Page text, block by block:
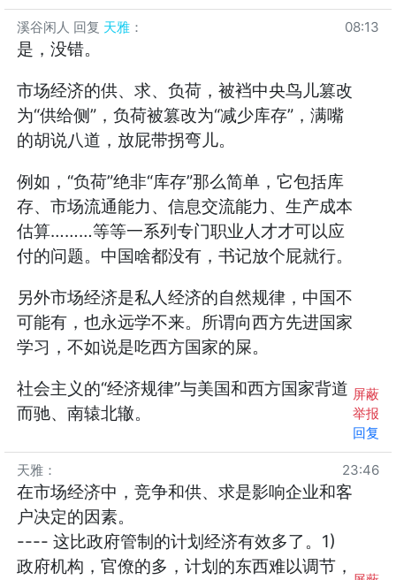
溪谷闲人 回复 天雅 ： 08:13
是，没错。
市场经济的供、求、负荷，被裆中央鸟儿篡改
为“供给侧”，负荷被篡改为“减少库存”，满嘴
的胡说八道，放屁带拐弯儿。
例如，“负荷”绝非“库存”那么简单，它包括库
存、市场流通能力、信息交流能力、生产成本
估算………等等一系列专门职业人才才可以应
付的问题。中国啥都没有，书记放个屁就行。
另外市场经济是私人经济的自然规律，中国不
可能有，也永远学不来。所谓向西方先进国家
学习，不如说是吃西方国家的屎。
社会主义的“经济规律”与美国和西方国家背道
而驰、南辕北辙。
屏蔽
举报
回复
天雅 ： 23:46
在市场经济中，竞争和供、求是影响企业和客
户决定的因素。
---- 这比政府管制的计划经济有效多了。1)
政府机构，官僚的多，计划的东西难以调节，